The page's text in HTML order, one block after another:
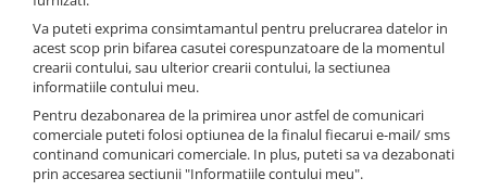
Va puteti exprima consimtamantul pentru prelucrarea datelor in
acest scop prin bifarea casutei corespunzatoare de la momentul
crearii contului, sau ulterior crearii contului, la sectiunea
informatiile contului meu.
Pentru dezabonarea de la primirea unor astfel de comunicari
comerciale puteti folosi optiunea de la finalul fiecarui e-mail/ sms
continand comunicari comerciale. In plus, puteti sa va dezabonati
prin accesarea sectiunii "Informatiile contului meu".